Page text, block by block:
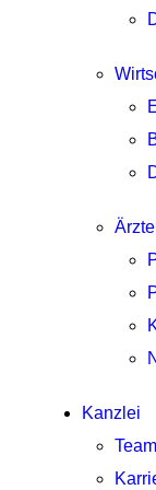
Kanzlei
Team